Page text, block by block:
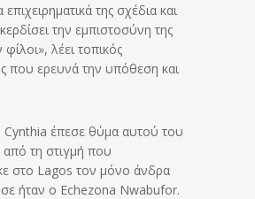
της σχέδια και
την εμπιστοσύνη της
λέει τοπικός
που ερευνά την υπόθεση και
έπεσε θύμα αυτού του
τη στιγμή που
στο Lagos τον μόνο άνδρα
ήταν ο Echezona Nwabufor.